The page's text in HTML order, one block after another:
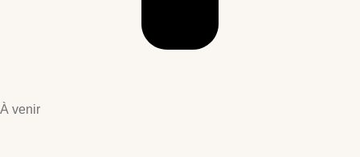
À venir